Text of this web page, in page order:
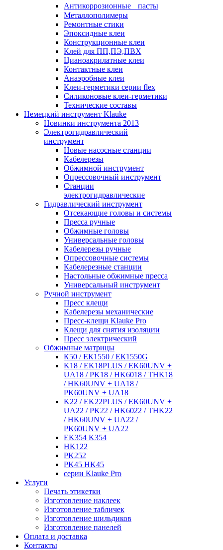
Антикоррозионные пасты
Металлополимеры
Ремонтные стики
Эпоксидные клеи
Конструкционные клеи
Клей для ПП,ПЭ,ПВХ
Цианоакрилатные клеи
Контактные клеи
Анаэробные клеи
Клеи-герметики серии flex
Силиконовые клеи-герметики
Технические составы
Немецкий инструмент Klauke
Новинки инструмента 2013
Электрогидравлический
инструмент
Новые насосные станции
Кабелерезы
Обжимной инструмент
Опрессовочный инструмент
Станции
электрогидравлические
Гидравлический инструмент
Отсекающие головы и системы
Пресса ручные
Обжимные головы
Универсальные головы
Кабелерезы ручные
Опрессовочные системы
Кабелерезные станции
Настольные обжимные пресса
Универсальный инструмент
Ручной инструмент
Пресс клещи
Кабелерезы механические
Пресс-клещи Klauke Pro
Клещи для снятия изоляции
Пресс электрический
Обжимные матрицы
К50 / ЕК1550 / ЕК1550G
K18 / EK18PLUS / EK60UNV +
UA18 / PK18 / HK6018 / THK18
/ HK60UNV + UA18 /
PK60UNV + UA18
K22 / EK22PLUS / EK60UNV +
UA22 / PK22 / HK6022 / THK22
/ HK60UNV + UA22 /
PK60UNV + UA22
EK354 K354
HK122
PK252
PK45 HK45
серии Klauke Pro
Услуги
Печать этикетки
Изготовление наклеек
Изготовление табличек
Изготовление шильдиков
Изготовление панелей
Оплата и доставка
Контакты